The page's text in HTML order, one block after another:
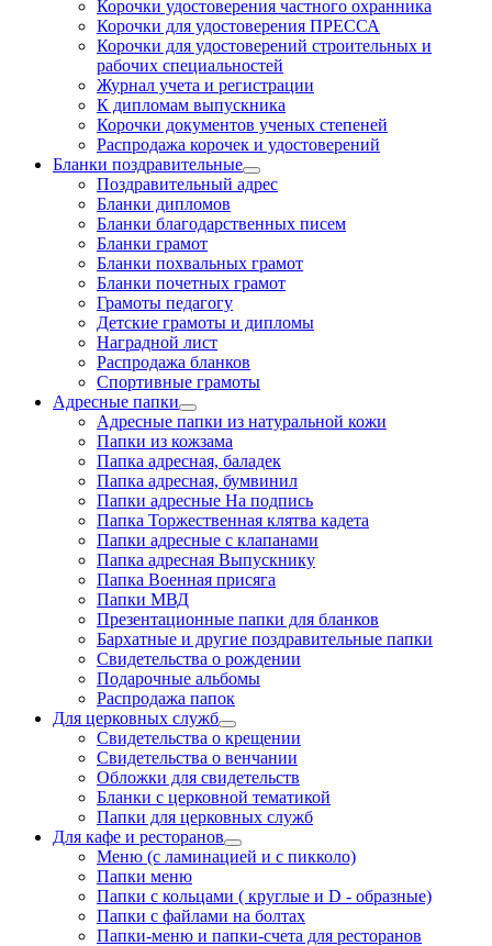
Корочки удостоверения частного охранника
Корочки для удостоверения ПРЕССА
Корочки для удостоверений строительных и
рабочих специальностей
Журнал учета и регистрации
К дипломам выпускника
Корочки документов ученых степеней
Распродажа корочек и удостоверений
Бланки поздравительные
Поздравительный адрес
Бланки дипломов
Бланки благодарственных писем
Бланки грамот
Бланки похвальных грамот
Бланки почетных грамот
Грамоты педагогу
Детские грамоты и дипломы
Наградной лист
Распродажа бланков
Спортивные грамоты
Адресные папки
Адресные папки из натуральной кожи
Папки из кожзама
Папка адресная, баладек
Папка адресная, бумвинил
Папки адресные На подпись
Папка Торжественная клятва кадета
Папки адресные с клапанами
Папка адресная Выпускнику
Папка Военная присяга
Папки МВД
Презентационные папки для бланков
Бархатные и другие поздравительные папки
Свидетельства о рождении
Подарочные альбомы
Распродажа папок
Для церковных служб
Свидетельства о крещении
Свидетельства о венчании
Обложки для свидетельств
Бланки с церковной тематикой
Папки для церковных служб
Для кафе и ресторанов
Меню (с ламинацией и с пикколо)
Папки меню
Папки с кольцами ( круглые и D - образные)
Папки с файлами на болтах
Папки-меню и папки-счета для ресторанов